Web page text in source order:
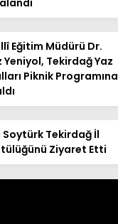
Eğitim Müdürü Dr.
Yeniyol, Tekirdağ Yaz
Piknik Programına
Soytürk Tekirdağ İl
Ziyaret Etti